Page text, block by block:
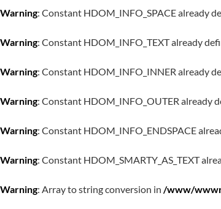
Warning: Constant HDOM_INFO_SPACE already
Warning: Constant HDOM_INFO_TEXT already
Warning: Constant HDOM_INFO_INNER already
Warning: Constant HDOM_INFO_OUTER already
Warning: Constant HDOM_INFO_ENDSPACE
Warning: Constant HDOM_SMARTY_AS_TEXT
Warning: Array to string conversion in /www/